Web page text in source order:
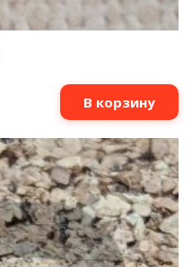
В корзину